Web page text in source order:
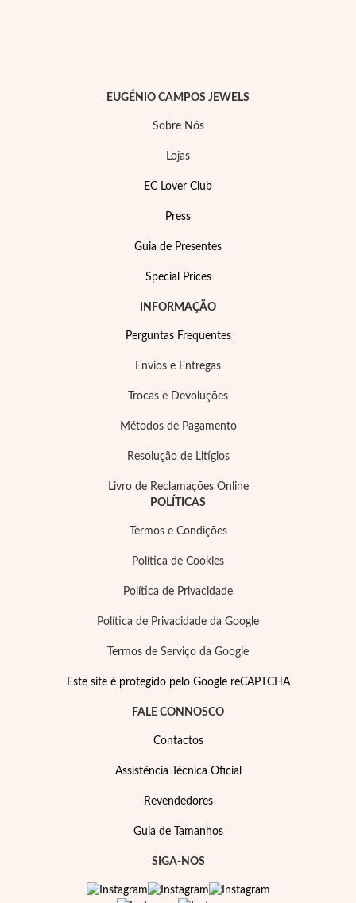
EUGÉNIO CAMPOS JEWELS
Sobre Nós
Lojas
EC Lover Club
Press
Guia de Presentes
Special Prices
INFORMAÇÃO
Perguntas Frequentes
Envios e Entregas
Trocas e Devoluções
Métodos de Pagamento
Resolução de Litígios
Livro de Reclamações Online
POLÍTICAS
Termos e Condições
Política de Cookies
Política de Privacidade
Política de Privacidade da Google
Termos de Serviço da Google
Este site é protegido pelo Google reCAPTCHA
FALE CONNOSCO
Contactos
Assistência Técnica Oficial
Revendedores
Guia de Tamanhos
SIGA-NOS